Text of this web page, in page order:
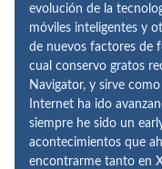
evolución de la
móviles inteligentes y
de nuevos factores de
cual conservo gratos
Navigator, y sirve
Internet ha ido
siempre he sido un
acontecimientos que
encontrarme tanto en